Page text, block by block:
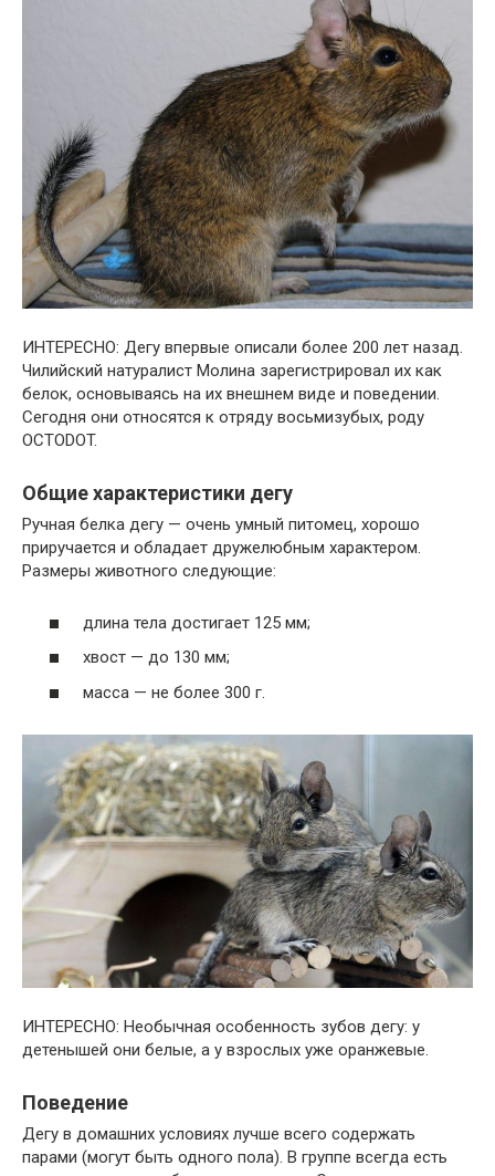
ИНТЕРЕСНО: Дегу впервые описали более 200 лет назад.
Чилийский натуралист Молина зарегистрировал их как
белок, основываясь на их внешнем виде и поведении.
Сегодня они относятся к отряду восьмизубых, роду
OCTODOT.
Общие характеристики дегу
Ручная белка дегу — очень умный питомец, хорошо
приручается и обладает дружелюбным характером.
Размеры животного следующие:
длина тела достигает 125 мм;
хвост — до 130 мм;
масса — не более 300 г.
ИНТЕРЕСНО: Необычная особенность зубов дегу: у
детенышей они белые, а у взрослых уже оранжевые.
Поведение
Дегу в домашних условиях лучше всего содержать
парами (могут быть одного пола). В группе всегда есть